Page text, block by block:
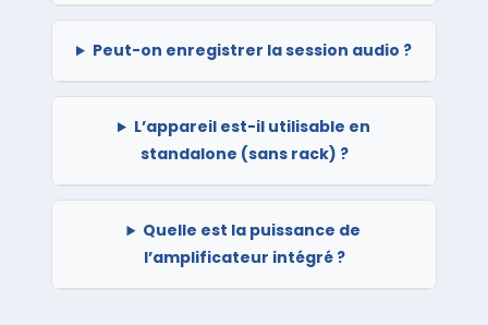
Peut-on enregistrer la session audio ?
L’appareil est-il utilisable en
standalone (sans rack) ?
Quelle est la puissance de
l’amplificateur intégré ?